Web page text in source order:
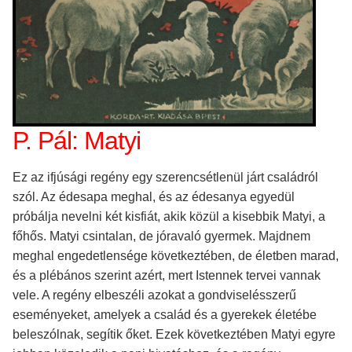
P. Pál: Matyi
Ez az ifjúsági regény egy szerencsétlenül járt családról
szól. Az édesapa meghal, és az édesanya egyedül
próbálja nevelni két kisfiát, akik közül a kisebbik Matyi, a
főhős. Matyi csintalan, de jóravaló gyermek. Majdnem
meghal engedetlensége következtében, de életben marad,
és a plébános szerint azért, mert Istennek tervei vannak
vele. A regény elbeszéli azokat a gondviselésszerű
eseményeket, amelyek a család és a gyerekek életébe
beleszólnak, segítik őket. Ezek következtében Matyi egyre